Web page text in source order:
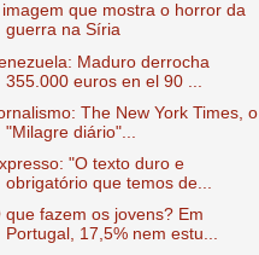
imagem que mostra o horror da
guerra na Síria
Maduro derrocha
355.000 euros en el 90 ...
The New York Times, o
"Milagre diário"...
"O texto duro e
obrigatório que temos de...
que fazem os jovens? Em
Portugal, 17,5% nem estu...